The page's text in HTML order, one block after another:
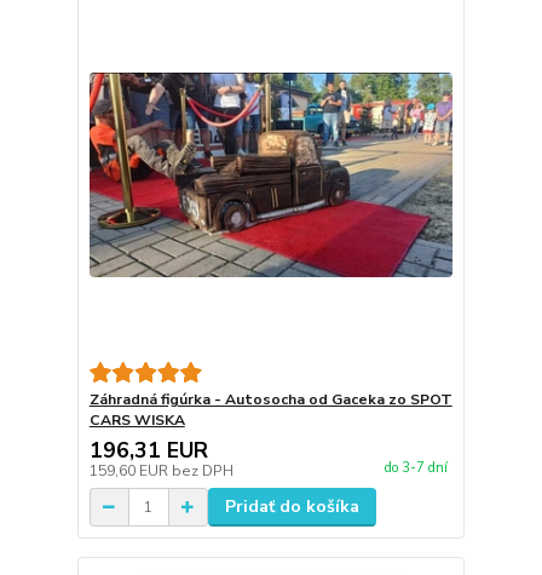
Záhradná figúrka - Autosocha od Gaceka zo SPOT
CARS WISKA
196,31 EUR
159,60 EUR bez DPH do 3-7 dní
Pridať do košíka